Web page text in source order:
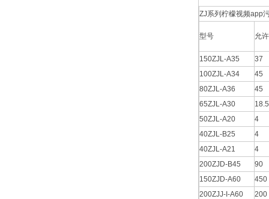
ZJ系列柠檬视频app
型号 允
150ZJL-A35
37
100ZJL-A34
45
80ZJL-A36
45
65ZJL-A30
18.5
50ZJL-A20
4
40ZJL-B25
4
40ZJL-A21
4
200ZJD-B45
90
150ZJD-A60
450
200ZJJ-I-A60
200